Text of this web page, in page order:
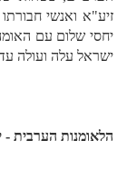
זיע"א ואנשי
יחסי שלום עם
ישראל עלה ועולה
הלאומנות הערבית -